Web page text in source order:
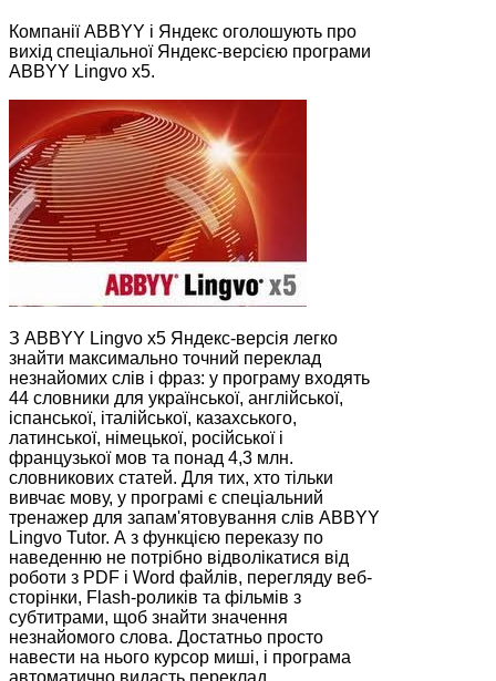
Компанії ABBYY і Яндекс оголошують про
вихід спеціальної Яндекс-версією програми
ABBYY Lingvo х5.
З ABBYY Lingvo x5 Яндекс-версія легко
знайти максимально точний переклад
незнайомих слів і фраз: у програму входять
44 словники для української, англійської,
іспанської, італійської, казахського,
латинської, німецької, російської і
французької мов та понад 4,3 млн.
словникових статей. Для тих, хто тільки
вивчає мову, у програмі є спеціальний
тренажер для запам'ятовування слів ABBYY
Lingvo Tutor. А з функцією переказу по
наведенню не потрібно відволікатися від
роботи з PDF і Word файлів, перегляду веб-
сторінки, Flash-роликів та фільмів з
субтитрами, щоб знайти значення
незнайомого слова. Достатньо просто
навести на нього курсор миші, і програма
автоматично видасть переклад.